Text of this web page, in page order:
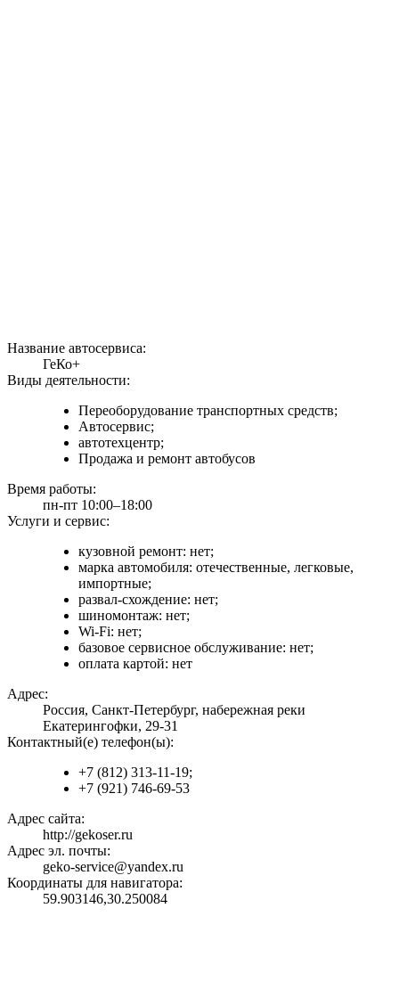
Название автосервиса:
ГеКо+
Виды деятельности:
Переоборудование транспортных средств;
Автосервис;
автотехцентр;
Продажа и ремонт автобусов
Время работы:
пн-пт 10:00–18:00
Услуги и сервис:
кузовной ремонт: нет;
марка автомобиля: отечественные, легковые,
импортные;
развал-схождение: нет;
шиномонтаж: нет;
Wi-Fi: нет;
базовое сервисное обслуживание: нет;
оплата картой: нет
Адрес:
Россия, Санкт-Петербург, набережная реки
Екатерингофки, 29-31
Контактный(е) телефон(ы):
+7 (812) 313-11-19;
+7 (921) 746-69-53
Адрес сайта:
http://gekoser.ru
Адрес эл. почты:
geko-service@yandex.ru
Координаты для навигатора:
59.903146,30.250084